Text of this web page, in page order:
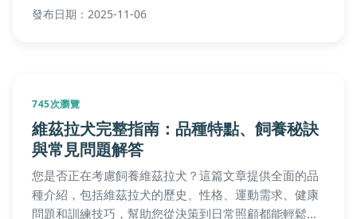
如何避免雞肉過老、醬汁調配黃金比例，以及個人失敗
732次瀏覽
烏龜不會無聊嗎？行為解析與飼養全指南
你是否曾好奇烏龜不會無聊嗎？本文從科學角度深入探
討烏龜行為，提供實用飼養建議，包括無聊跡象、環境